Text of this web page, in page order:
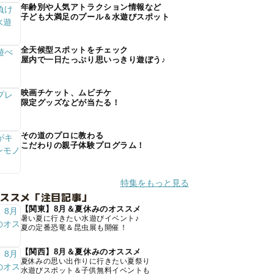
年齢別や人気アトラクション情報など
子ども大満足のプール＆水遊びスポット
全天候型スポットをチェック
屋内で一日たっぷり思いっきり遊ぼう♪
映画チケット、ムビチケ
限定グッズなどが当たる！
その道のプロに教わる
こだわりの親子体験プログラム！
特集をもっと見る
スメ「注目記事」
【関東】8月＆夏休みのオススメ
暑い夏に行きたい水遊びイベント♪
夏の定番恐竜＆昆虫展も開催！
【関西】8月＆夏休みのオススメ
夏休みの思い出作りに行きたい夏祭り
水遊びスポット＆子供無料イベントも